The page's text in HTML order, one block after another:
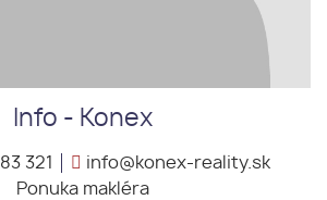
Info - Konex
321
info@konex-reality.sk
Ponuka makléra